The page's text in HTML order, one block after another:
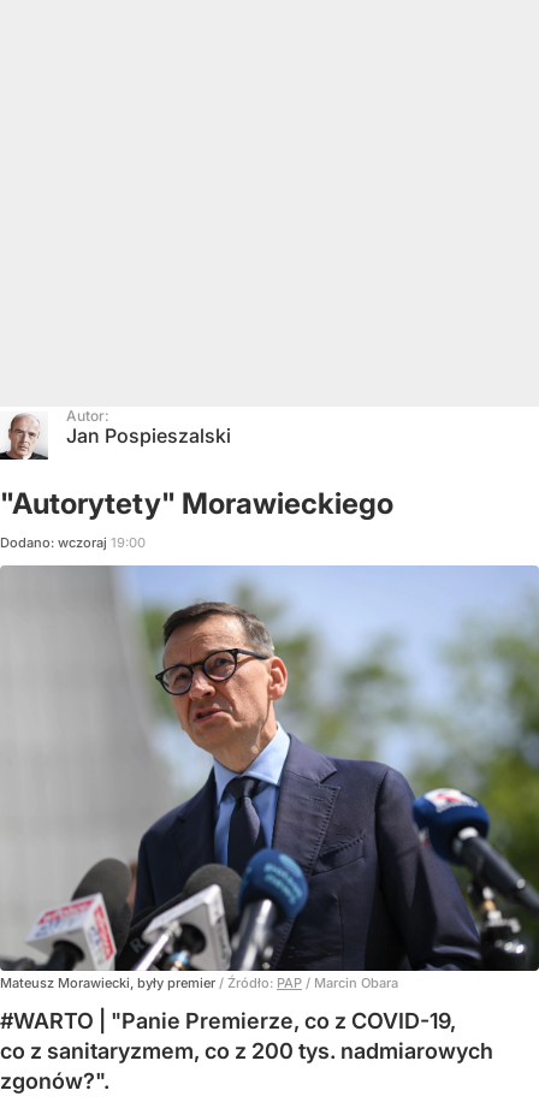
Autor:
Jan Pospieszalski
"Autorytety" Morawieckiego
Dodano: wczoraj 19:00
Mateusz Morawiecki, były premier / Źródło: PAP / Marcin Obara
#WARTO | "Panie Premierze, co z COVID-19,
co z sanitaryzmem, co z 200 tys. nadmiarowych
zgonów?".